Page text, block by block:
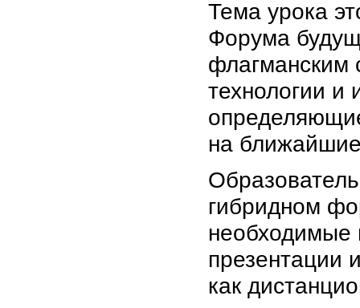
Тема урока
Форума
флагманским
технологии и
на
гибридном
необходимые
презентации
как